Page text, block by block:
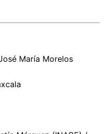
María Morelos